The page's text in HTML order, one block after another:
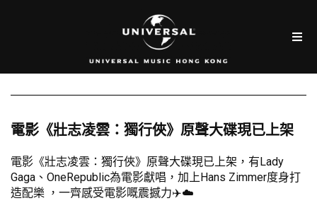
電影《壯志凌雲：獨行俠》原聲大碟現已上架
電影《壯志凌雲：獨行俠》原聲大碟現已上架，有Lady
Gaga、OneRepublic為電影獻唱，加上Hans Zimmer度身打
造配樂 ，一齊感受電影嘅震撼力✈️☁️